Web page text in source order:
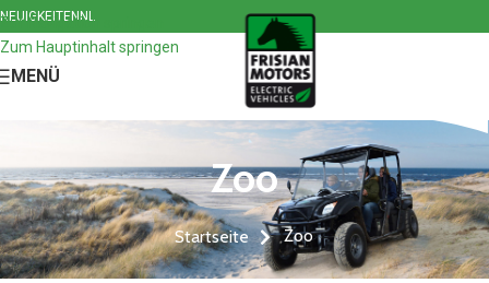
Zur Navigation springen
Zum Hauptinhalt springen
NEUIGKEITENNL
MENÜ
Zoo
Startseite Zoo